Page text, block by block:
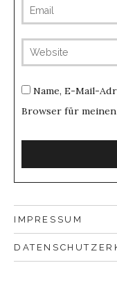
Name, E-Mail-
Browser für
IMPRESSUM